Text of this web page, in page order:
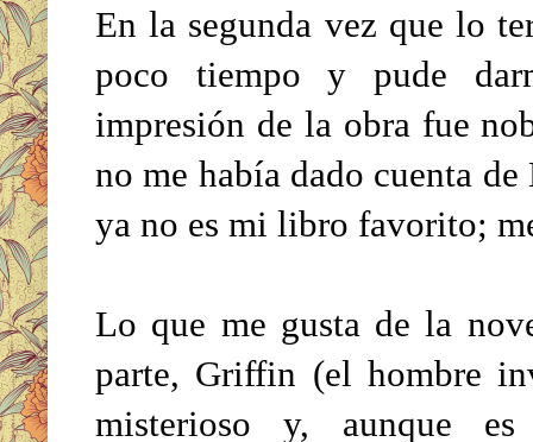
En la segunda vez que lo
poco tiempo y pude
impresión de la obra fue
no me había dado cuenta
ya no es mi libro favorito;
Lo que me gusta de la
parte, Griffin (el hombre
misterioso y, aunque